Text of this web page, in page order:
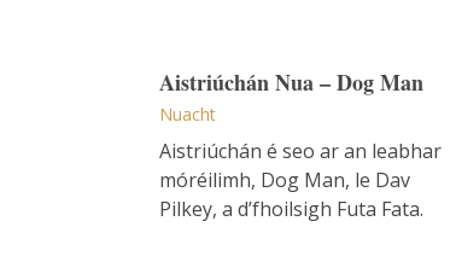
Aistriúchán Nua – Dog Man
Nuacht
Aistriúchán é seo ar an leabhar
móréilimh, Dog Man, le Dav
Pilkey, a d’fhoilsigh Futa Fata.